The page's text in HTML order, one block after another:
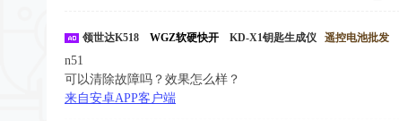
领世达K518 WGZ软硬快开 KD-X1钥匙生成仪 遥控电池批发
n51
可以清除故障吗？效果怎么样？
来自安卓APP客户端